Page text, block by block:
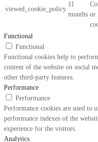
viewed_cookie_policy
11
months or
Functional
Functional
Functional cookies help to
content of the website on social
other third-party features.
Performance
Performance
Performance cookies are used to
performance indexes of the
experience for the visitors.
Analytics